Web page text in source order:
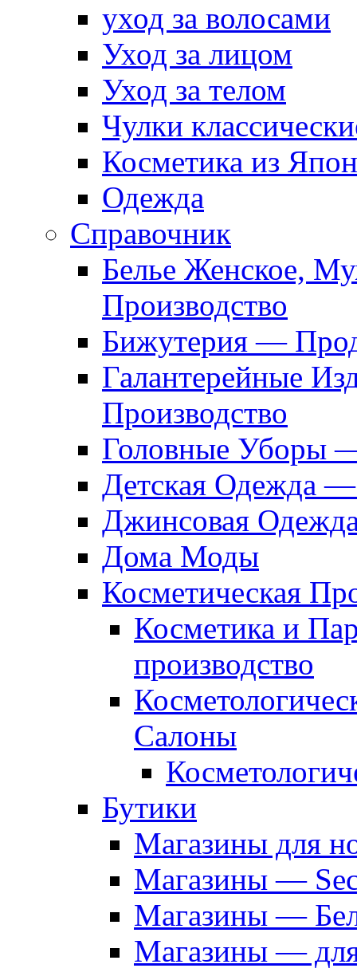
уход за волосами
Уход за лицом
Уход за телом
Чулки
Косметика из
Одежда
Справочник
Белье Женское,
Производство
Бижутерия —
Галантерейные
Производство
Головные Уборы
Детская Одежда
Джинсовая
Дома Моды
Косметическая
Косметика и
производство
Салоны
Бутики
Магазины для
Магазины —
Магазины —
Магазины —